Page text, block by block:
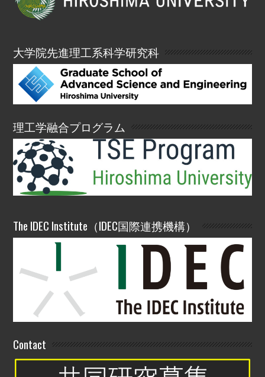
大学院先進理工系科学研究科
理工学融合プログラム
The IDEC Institute（IDEC国際連携機構）
Contact